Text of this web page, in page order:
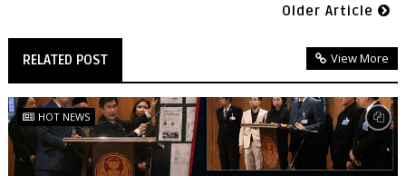
Older Article
RELATED POST View More
HOT NEWS